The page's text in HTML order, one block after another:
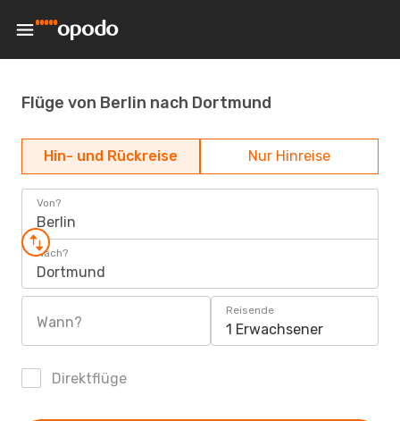
Flüge von Berlin nach Dortmund
Hin- und Rückreise Nur Hinreise
Von?
Berlin
Nach?
Dortmund
Wann?
Reisende
1 Erwachsener
Direktflüge